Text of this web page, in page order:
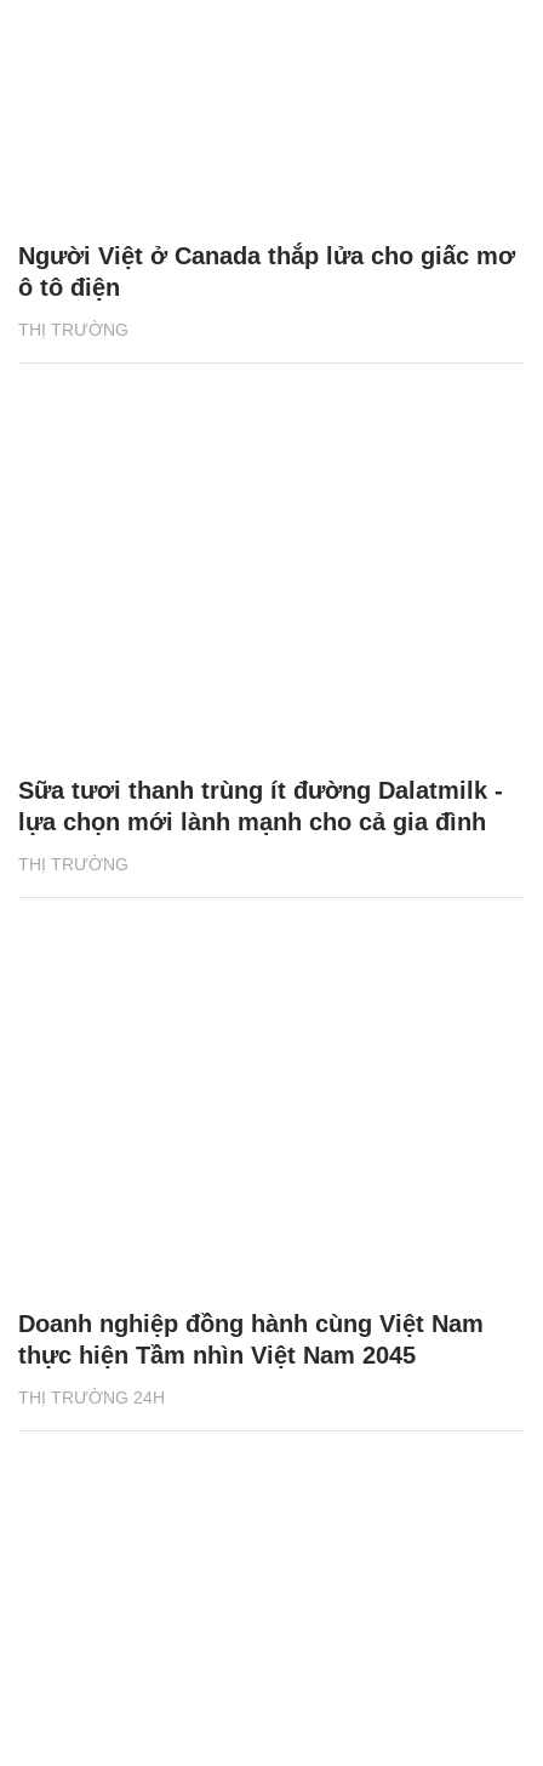
THỊ TRƯỜNG
Người Việt ở Canada thắp lửa cho giấc mơ
ô tô điện
THỊ TRƯỜNG
Sữa tươi thanh trùng ít đường Dalatmilk -
lựa chọn mới lành mạnh cho cả gia đình
THỊ TRƯỜNG 24H
Doanh nghiệp đồng hành cùng Việt Nam
thực hiện Tầm nhìn Việt Nam 2045